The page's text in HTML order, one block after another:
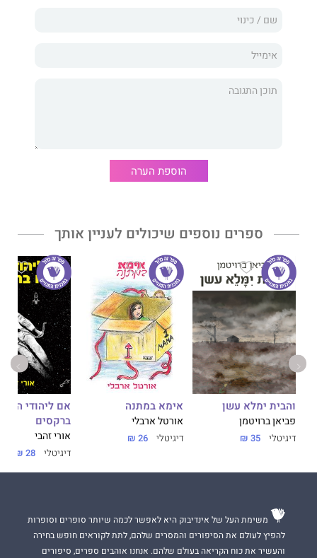
לקהילות בהדרה ובסיכון במכללה האקדמית לחינוך, ע”ש קיי
ארנון משמש כמנכ”ל חברת “משתלבים מחדש בע”מ”, העוסקת
התנהגות אנטי חברתית בקרב עולים וילדיהם, עבריינות נוער, רצח
“קריירה פלילית ועבריינות סדרתית”, “רצח מרובה קורבנות” (תורגם גם
לאנגלית), “רצח בנות זוג בישראל”.
זהו הספר הדמיוני הראשון שהוא מוציא לאור, כשהוא משתמש בידע
הוספת הערה
ספרים נוספים שיכולים לעניין אותך
והבית ימלא עשן
פביאן ברויטמן
דיגיטלי 35 ₪
אימא במתנה
אורטל ארבלי
דיגיטלי 26 ₪
אם ליהודי
ברקסים
אורי זהבי
דיגיטלי 28 ₪
משימת העל של אינדיבוק היא לאפשר לכמה שיותר סופרים וסופרות
להפיץ לעולם את הסיפורים והמסרים שלהם, לתת לקוראים חופש בחירה
והעשיר את כוח הקריאה בעולם שלהם. אנחנו אוהבים ספרים, סיפורים